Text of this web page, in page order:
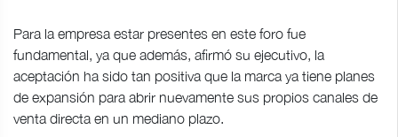
Para la empresa estar presentes en este foro fue
fundamental, ya que además, afirmó su ejecutivo, la
aceptación ha sido tan positiva que la marca ya tiene planes
de expansión para abrir nuevamente sus propios canales de
venta directa en un mediano plazo.